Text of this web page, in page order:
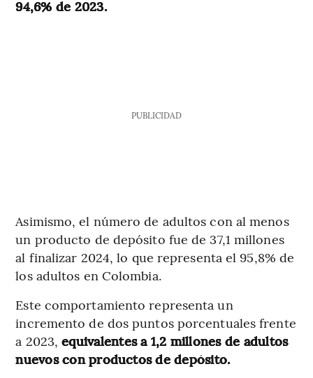
94,6% de 2023.
PUBLICIDAD
Asimismo, el número de adultos con al menos
un producto de depósito fue de 37,1 millones
al finalizar 2024, lo que representa el 95,8% de
los adultos en Colombia.
Este comportamiento representa un
incremento de dos puntos porcentuales frente
a 2023,equivalentes a 1,2 millones de adultos
nuevos con productos de depósito.